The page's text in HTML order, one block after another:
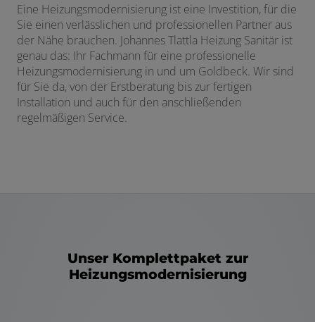
Eine Heizungsmodernisierung ist eine Investition, für die
Sie einen verlässlichen und professionellen Partner aus
der Nähe brauchen. Johannes Tlattla Heizung Sanitär ist
genau das: Ihr Fachmann für eine professionelle
Heizungsmodernisierung in und um Goldbeck. Wir sind
für Sie da, von der Erstberatung bis zur fertigen
Installation und auch für den anschließenden
regelmäßigen Service.
Unser Komplettpaket zur
Heizungsmodernisierung